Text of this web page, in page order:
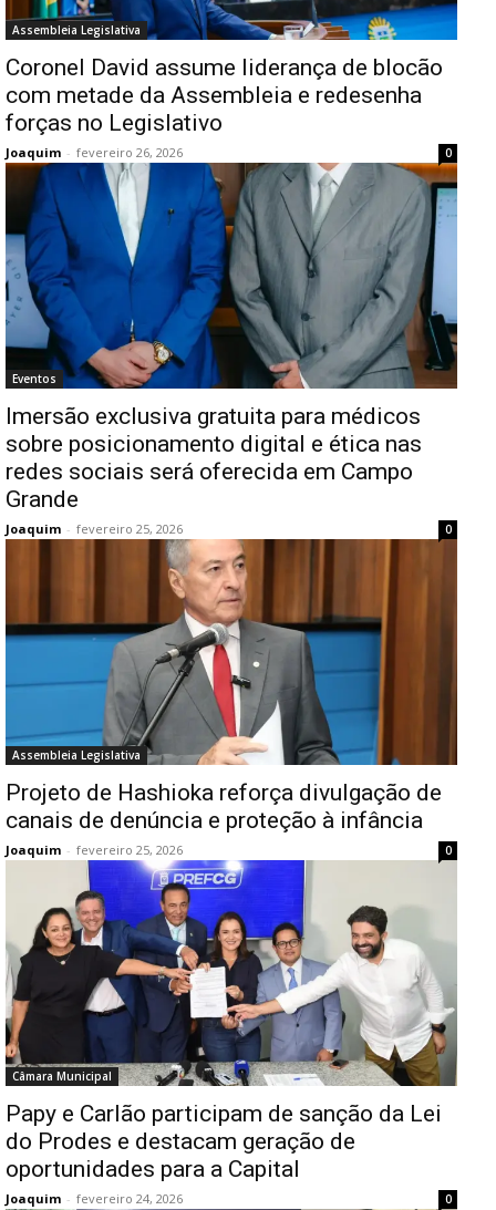
Assembleia Legislativa
Coronel David assume liderança de blocão
com metade da Assembleia e redesenha
forças no Legislativo
Joaquim - fevereiro 26, 2026 0
Eventos
Imersão exclusiva gratuita para médicos
sobre posicionamento digital e ética nas
redes sociais será oferecida em Campo
Grande
Joaquim - fevereiro 25, 2026 0
Assembleia Legislativa
Projeto de Hashioka reforça divulgação de
canais de denúncia e proteção à infância
Joaquim - fevereiro 25, 2026 0
Câmara Municipal
Papy e Carlão participam de sanção da Lei
do Prodes e destacam geração de
oportunidades para a Capital
Joaquim - fevereiro 24, 2026 0